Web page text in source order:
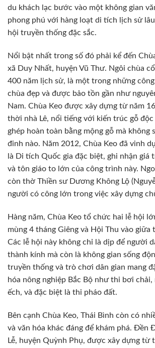
du khách lạc bước vào một không gian
phong phú với hàng loạt di tích lịch sử
hội truyền thống đặc sắc.
Nổi bật nhất trong số đó phải kể đến
xã Duy Nhất, huyện Vũ Thư. Ngôi chùa
400 năm lịch sử, là một trong những
chùa đẹp và được bảo tồn gần như
Nam. Chùa Keo được xây dựng từ năm
thời nhà Lê, nổi tiếng với kiến trúc gỗ
ghép hoàn toàn bằng mộng gỗ mà không
đinh nào. Năm 2012, Chùa Keo đã vinh
là Di tích Quốc gia đặc biệt, ghi nhận giá
và tôn giáo to lớn của công trình này.
còn thờ Thiền sư Dương Không Lộ
người có công lớn trong việc xây dựng
Hàng năm, Chùa Keo tổ chức hai lễ hội
mùng 4 tháng Giêng và Hội Thu vào giữa
Các lễ hội này không chỉ là dịp để người
thành kính mà còn là không gian sống
truyền thống và trò chơi dân gian mang
hóa nông nghiệp Bắc Bộ như thi bơi
ếch, và đặc biệt là thi pháo đất.
Bên cạnh Chùa Keo, Thái Bình còn có
và văn hóa khác đáng để khám phá. Đền
Lễ, huyện Quỳnh Phụ, được xây dựng từ